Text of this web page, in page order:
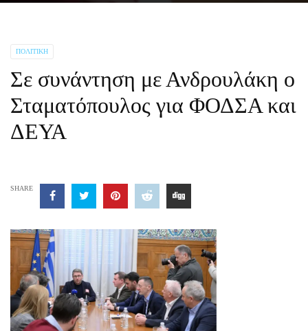
ΠΟΛΙΤΙΚΉ
Σε συνάντηση με Ανδρουλάκη ο
Σταματόπουλος για ΦΟΔΣΑ και
ΔΕΥΑ
SHARE